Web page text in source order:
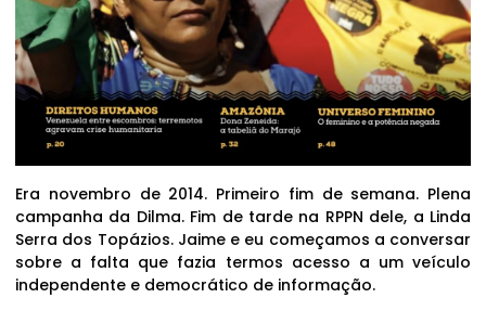
Era novembro de 2014. Primeiro fim de semana. Plena
campanha da Dilma. Fim de tarde na RPPN dele, a Linda
Serra dos Topázios. Jaime e eu começamos a conversar
sobre a falta que fazia termos acesso a um veículo
independente e democrático de informação.